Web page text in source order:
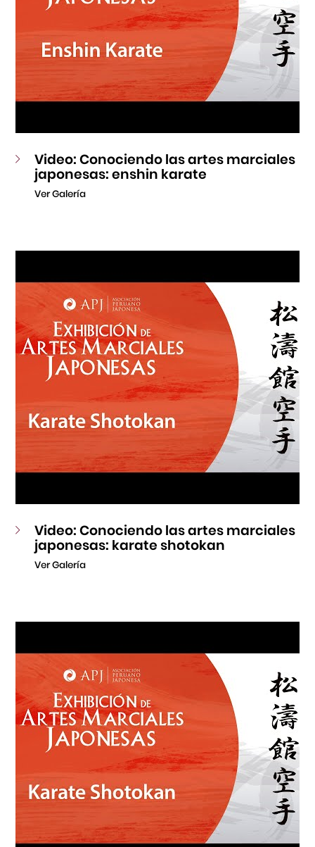
Video: Conociendo las artes marciales
japonesas: enshin karate
Ver Galería
Video: Conociendo las artes marciales
japonesas: karate shotokan
Ver Galería